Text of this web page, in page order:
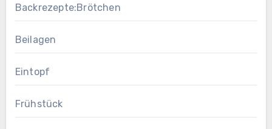
Backrezepte:Brötchen
Beilagen
Eintopf
Frühstück